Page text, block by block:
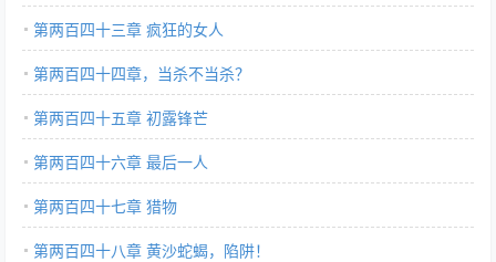
第两百四十三章 疯狂的女人
第两百四十四章，当杀不当杀？
第两百四十五章 初露锋芒
第两百四十六章 最后一人
第两百四十七章 猎物
第两百四十八章 黄沙蛇蝎，陷阱！